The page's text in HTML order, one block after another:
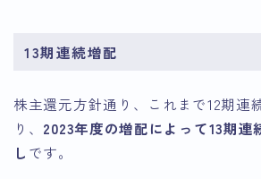
13期連続増配
株主還元方針通り、これまで12期連
り、 2023年度の増配によって13期連
し です。